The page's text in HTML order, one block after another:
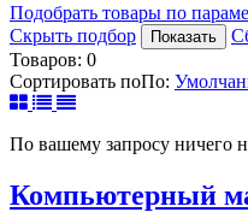
Подобрать товары по
Скрыть подбор
Показать
Товаров: 0
Сортировать поПо:
По вашему запросу ничего
Компьютерный